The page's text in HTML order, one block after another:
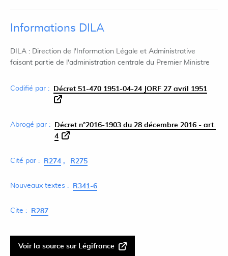
Informations DILA
DILA : Direction de l'Information Légale et Administrative
faisant partie de l'administration centrale du Premier Ministre
Codifié par : Décret 51-470 1951-04-24 JORF 27 avril 1951
Abrogé par :
Décret n°2016-1903 du 28 décembre 2016 - art.
4
Cité par : R274 R275
Nouveaux textes : R341-6
Cite : R287
Voir la source sur Légifrance